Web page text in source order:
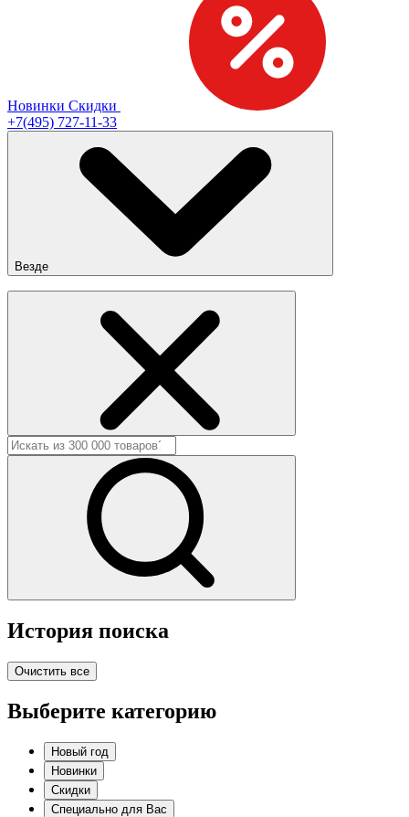
Новинки Скидки
+7(495) 727-11-33
Везде
История поиска
Очистить все
Выберите категорию
Новый год
Новинки
Скидки
Специально для Вас